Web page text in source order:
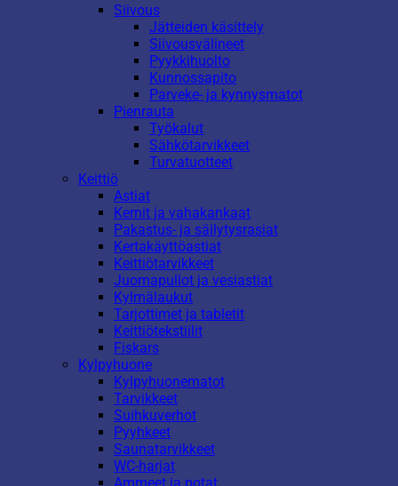
Siivous
Jätteiden käsittely
Siivousvälineet
Pyykkihuolto
Kunnossapito
Parveke- ja kynnysmatot
Pienrauta
Työkalut
Sähkötarvikkeet
Turvatuotteet
Keittiö
Astiat
Kernit ja vahakankaat
Pakastus- ja säilytysrasiat
Kertakäyttöastiat
Keittiötarvikkeet
Juomapullot ja vesiastiat
Kylmälaukut
Tarjottimet ja tabletit
Keittiötekstiilit
Fiskars
Kylpyhuone
Kylpyhuonematot
Tarvikkeet
Suihkuverhot
Pyyhkeet
Saunatarvikkeet
WC-harjat